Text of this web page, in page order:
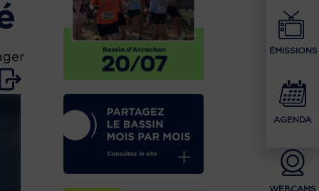
ÉMISSIONS
AGENDA
WEBCAMS